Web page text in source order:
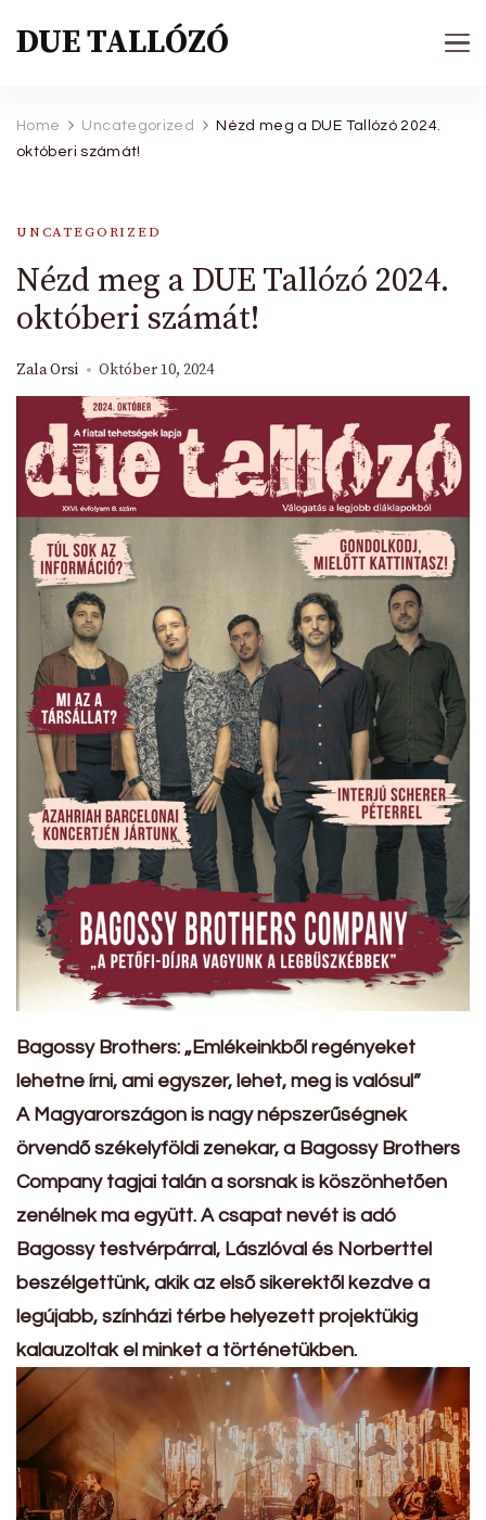
DUE TALLÓZÓ
Home Uncategorized
Nézd meg a DUE Tallózó 2024.
októberi számát!
UNCATEGORIZED
Nézd meg a DUE Tallózó 2024.
októberi számát!
Zala Orsi Október 10, 2024
Bagossy Brothers: „Emlékeinkből regényeket
lehetne írni, ami egyszer, lehet, meg is valósul”
A Magyarországon is nagy népszerűségnek
örvendő székelyföldi zenekar, a Bagossy Brothers
Company tagjai talán a sorsnak is köszönhetően
zenélnek ma együtt. A csapat nevét is adó
Bagossy testvérpárral, Lászlóval és Norberttel
beszélgettünk, akik az első sikerektől kezdve a
legújabb, színházi térbe helyezett projektükig
kalauzoltak el minket a történetükben.